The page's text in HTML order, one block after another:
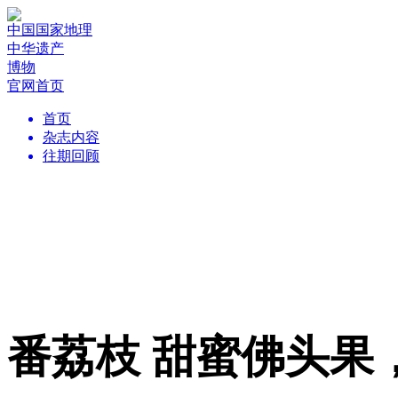
中国国家地理
中华遗产
博物
官网首页
首页
杂志内容
往期回顾
番荔枝 甜蜜佛头果